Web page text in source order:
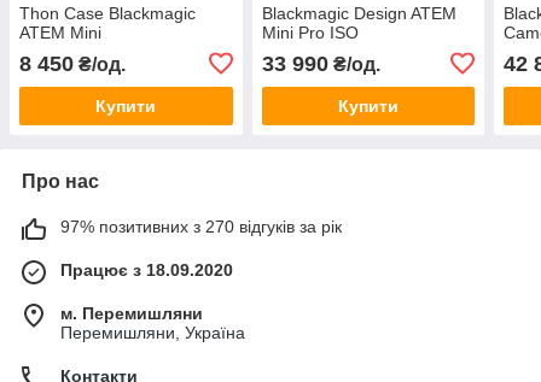
Thon Case Blackmagic
ATEM Mini
8 450 ₴/од.
Купити
Blackmagic Design ATEM
Mini Pro ISO
33 990₴/од.
Купити
42
Про нас
97% позитивних з 270 відгуків за рік
Працює з 18.09.2020
м. Перемишляни
Перемишляни, Україна
Контакти